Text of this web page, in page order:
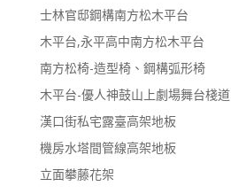
士林官邸鋼構南方松木平台
木平台,永平高中南方松木平台
南方松椅-造型椅、鋼構弧形椅
木平台-優人神鼓山上劇場舞台棧道
漢口街私宅露臺高架地板
機房水塔間管線高架地板
立面攀藤花架